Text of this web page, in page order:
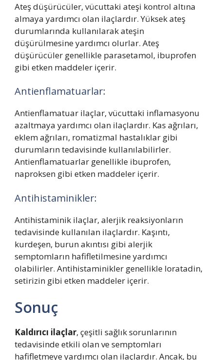
Ateş düşürücüler, vücuttaki ateşi kontrol altına
almaya yardımcı olan ilaçlardır. Yüksek ateş
durumlarında kullanılarak ateşin
düşürülmesine yardımcı olurlar. Ateş
düşürücüler genellikle parasetamol, ibuprofen
gibi etken maddeler içerir.
Antienflamatuarlar:
Antienflamatuar ilaçlar, vücuttaki inflamasyonu
azaltmaya yardımcı olan ilaçlardır. Kas ağrıları,
eklem ağrıları, romatizmal hastalıklar gibi
durumların tedavisinde kullanılabilirler.
Antienflamatuarlar genellikle ibuprofen,
naproksen gibi etken maddeler içerir.
Antihistaminikler:
Antihistaminik ilaçlar, alerjik reaksiyonların
tedavisinde kullanılan ilaçlardır. Kaşıntı,
kurdeşen, burun akıntısı gibi alerjik
semptomların hafifletilmesine yardımcı
olabilirler. Antihistaminikler genellikle loratadin,
setirizin gibi etken maddeler içerir.
Sonuç
Kaldırıcı ilaçlar, çeşitli sağlık sorunlarının
tedavisinde etkili olan ve semptomları
hafifletmeye yardımcı olan ilaçlardır. Ancak, bu